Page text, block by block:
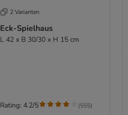
2 Varianten
Eck-Spielhaus
L 42 x B 30/30 x H 15 cm
Rating: 4.2/5 (555)